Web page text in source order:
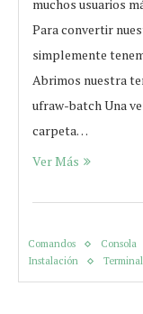
muchos usuarios
Para convertir
simplemente
Abrimos nuestra
ufraw-batch Una
carpeta…
Ver Más
Comandos Consola
Instalación
Terminal